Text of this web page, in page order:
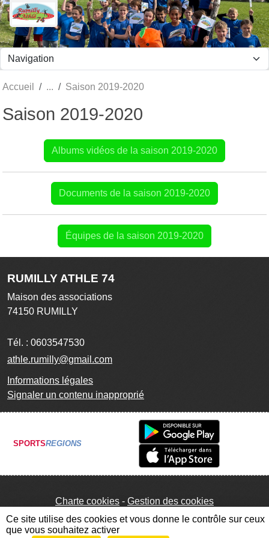
Accueil Saison 2019-2020
Saison 2019-2020
Albums vidéos de la saison 2019-2020
Documents de la saison 2019-2020
Équipes de la saison 2019-2020
RUMILLY ATHLE 74
Maison des associations
74150 RUMILLY
Tél. : 0603547530
athle.rumilly@gmail.com
Informations légales
Signaler un contenu inapproprié
SPORTSREGIONS
Charte cookies Gestion des cookies
Panneau de gestion des cookies
Ce site utilise des cookies et vous donne le contrôle sur ceux
que vous souhaitez activer